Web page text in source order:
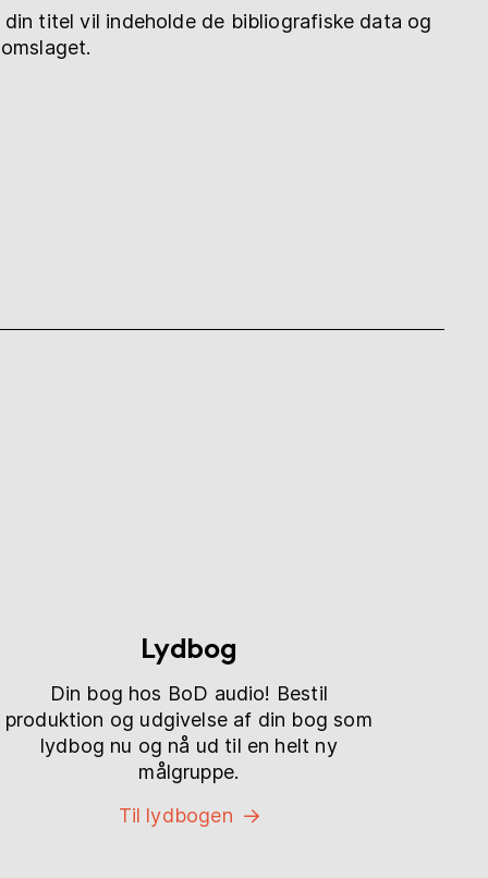
din titel vil indeholde de bibliografiske data og
Lydbog
Din bog hos BoD audio! Bestil
produktion og udgivelse af din bog som
lydbog nu og nå ud til en helt ny
målgruppe.
Til lydbogen